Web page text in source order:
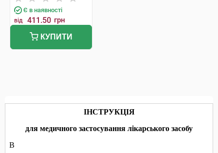
Є в наявності
від 411.50 грн
КУПИТИ